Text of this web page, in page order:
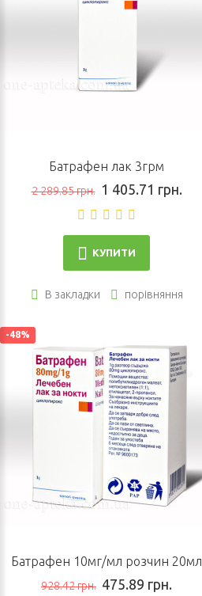
Батрафен лак 3грм
2 289.85 грн. 1 405.71 грн.
КУПИТИ
В закладки порівняння
-48%
Батрафен 10мг/мл розчин 20мл
928.42 грн. 475.89 грн.